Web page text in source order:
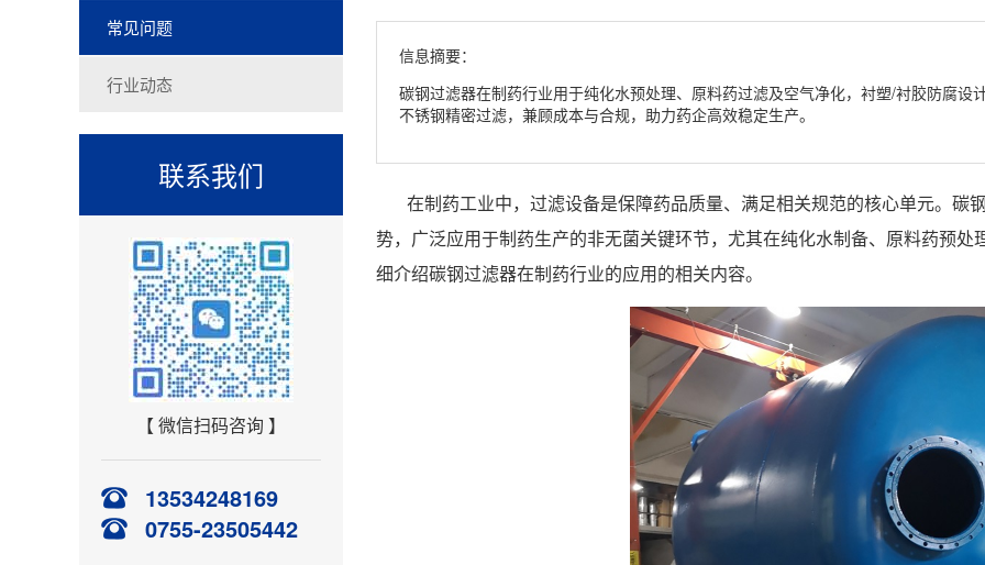
常见问题
行业动态
联系我们
【 微信扫码咨询 】
13534248169
0755-23505442
信息摘要：
碳钢过滤器在制药行业用于纯化水预处理、原料药过滤及空气净化，衬塑/衬胶防腐
不锈钢精密过滤，兼顾成本与合规，助力药企高效稳定生产。
在制药工业中，过滤设备是保障药品质量、满足相关规范的核心单元。碳
势，广泛应用于制药生产的非无菌关键环节，尤其在纯化水制备、原料药预
细介绍碳钢过滤器在制药行业的应用的相关内容。